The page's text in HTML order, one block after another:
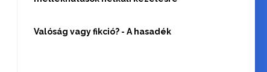
Valóság vagy fikció? - A hasadék